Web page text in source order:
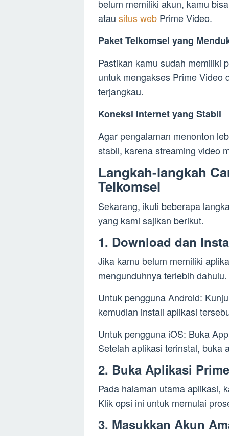
belum memiliki akun, kamu
atau situs web Prime Video.
Paket Telkomsel yang
Pastikan kamu sudah memiliki
untuk mengakses Prime Video
terjangkau.
Koneksi Internet yang Stabil
Agar pengalaman menonton
stabil, karena streaming video
Langkah-langkah
Telkomsel
Sekarang, ikuti beberapa
yang kami sajikan berikut.
1. Download dan
Jika kamu belum memiliki
mengunduhnya terlebih dahulu.
Untuk pengguna Android:
kemudian install aplikasi
Untuk pengguna iOS: Buka
Setelah aplikasi terinstal, buka
2. Buka Aplikasi
Pada halaman utama aplikasi,
Klik opsi ini untuk memulai
3. Masukkan Akun